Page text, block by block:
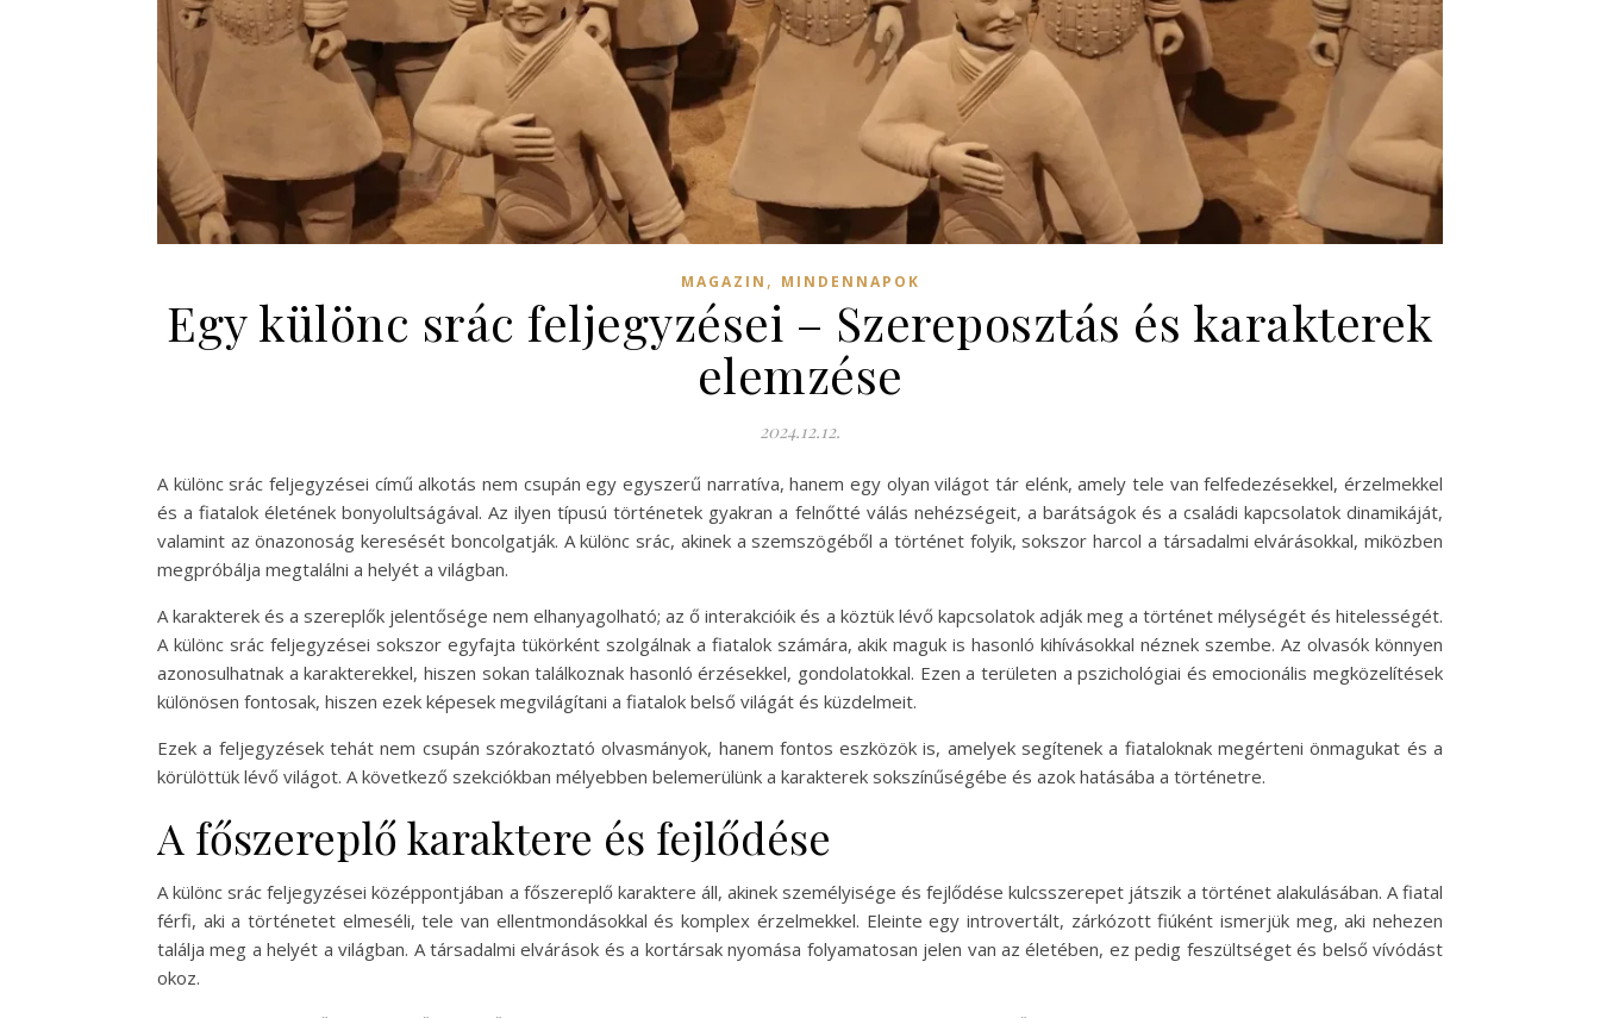
MAGAZIN , MINDENNAPOK
Egy különc srác feljegyzései – Szereposztás és karakterek
elemzése
2024.12.12.
A különc srác feljegyzései című alkotás nem csupán egy egyszerű narratíva, hanem egy olyan világot tár elénk, amely tele van felfedezésekkel, érzelmekkel
és a fiatalok életének bonyolultságával. Az ilyen típusú történetek gyakran a felnőtté válás nehézségeit, a barátságok és a családi kapcsolatok dinamikáját,
valamint az önazonoság keresését boncolgatják. A különc srác, akinek a szemszögéből a történet folyik, sokszor harcol a társadalmi elvárásokkal, miközben
megpróbálja megtalálni a helyét a világban.
A karakterek és a szereplők jelentősége nem elhanyagolható; az ő interakcióik és a köztük lévő kapcsolatok adják meg a történet mélységét és hitelességét.
A különc srác feljegyzései sokszor egyfajta tükörként szolgálnak a fiatalok számára, akik maguk is hasonló kihívásokkal néznek szembe. Az olvasók könnyen
azonosulhatnak a karakterekkel, hiszen sokan találkoznak hasonló érzésekkel, gondolatokkal. Ezen a területen a pszichológiai és emocionális megközelítések
különösen fontosak, hiszen ezek képesek megvilágítani a fiatalok belső világát és küzdelmeit.
Ezek a feljegyzések tehát nem csupán szórakoztató olvasmányok, hanem fontos eszközök is, amelyek segítenek a fiataloknak megérteni önmagukat és a
körülöttük lévő világot. A következő szekciókban mélyebben belemerülünk a karakterek sokszínűségébe és azok hatásába a történetre.
A főszereplő karaktere és fejlődése
A különc srác feljegyzései középpontjában a főszereplő karaktere áll, akinek személyisége és fejlődése kulcsszerepet játszik a történet alakulásában. A fiatal
férfi, aki a történetet elmeséli, tele van ellentmondásokkal és komplex érzelmekkel. Eleinte egy introvertált, zárkózott fiúként ismerjük meg, aki nehezen
találja meg a helyét a világban. A társadalmi elvárások és a kortársak nyomása folyamatosan jelen van az életében, ez pedig feszültséget és belső vívódást
okoz.